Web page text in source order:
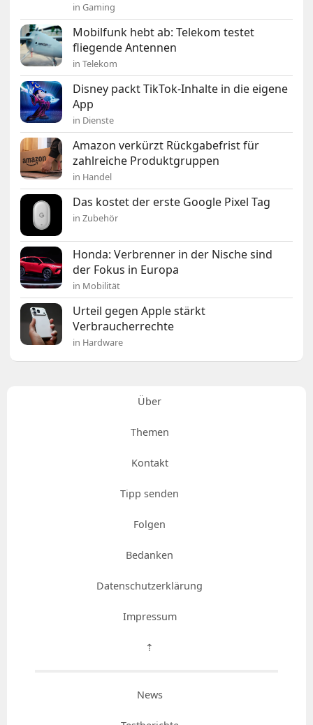
in Gaming
Mobilfunk hebt ab: Telekom testet
fliegende Antennen
in Telekom
Disney packt TikTok-Inhalte in die eigene
App
in Dienste
Amazon verkürzt Rückgabefrist für
zahlreiche Produktgruppen
in Handel
Das kostet der erste Google Pixel Tag
in Zubehör
Honda: Verbrenner in der Nische sind
der Fokus in Europa
in Mobilität
Urteil gegen Apple stärkt
Verbraucherrechte
in Hardware
Über
Themen
Kontakt
Tipp senden
Folgen
Bedanken
Datenschutzerklärung
Impressum
⇡
News